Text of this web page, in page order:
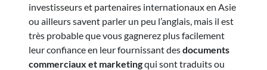
investisseurs et partenaires internationaux en Asie
ou ailleurs savent parler un peu l’anglais, mais il est
très probable que vous gagnerez plus facilement
leur confiance en leur fournissant desdocuments
commerciaux et marketingqui sont traduits ou